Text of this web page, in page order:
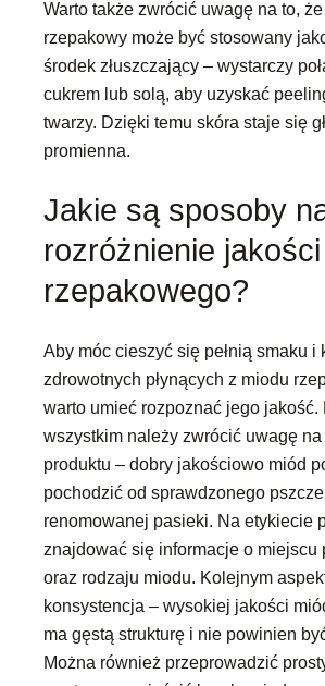
Warto także zwrócić uwagę na to,
rzepakowy może być stosowany
środek złuszczający – wystarczy
cukrem lub solą, aby uzyskać
twarzy. Dzięki temu skóra staje się
promienna.
Jakie są sposoby
rozróżnienie
rzepakowego?
Aby móc cieszyć się pełnią smaku i
zdrowotnych płynących z miodu
warto umieć rozpoznać jego jakość.
wszystkim należy zwrócić uwagę
produktu – dobry jakościowo miód
pochodzić od sprawdzonego
renomowanej pasieki. Na etykiecie
znajdować się informacje o miejscu
oraz rodzaju miodu. Kolejnym
konsystencja – wysokiej jakości
ma gęstą strukturę i nie powinien
Można również przeprowadzić